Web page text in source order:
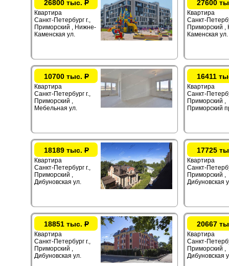
26800 тыс.Р
Квартира
Санкт-Петербург г.,
Приморский , Нижне-
Каменская ул.
27600
Квартира
Санкт-
Приморский ,
Каменская ул.
10700 тыс.Р
Квартира
Санкт-Петербург г.,
Приморский ,
Мебельная ул.
16411
Квартира
Санкт-
Приморский ,
Приморский
18189 тыс.Р
Квартира
Санкт-Петербург г.,
Приморский ,
Дибуновская ул.
17725
Квартира
Санкт-
Приморский ,
Дибуновская
18851 тыс.Р
Квартира
Санкт-Петербург г.,
Приморский ,
Дибуновская ул.
20667
Квартира
Санкт-
Приморский ,
Дибуновская